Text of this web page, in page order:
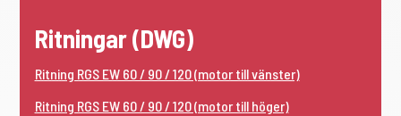
Ritningar (DWG)
Ritning RGS EW 60 / 90 / 120 (motor till vänster)
Ritning RGS EW 60 / 90 / 120 (motor till höger)